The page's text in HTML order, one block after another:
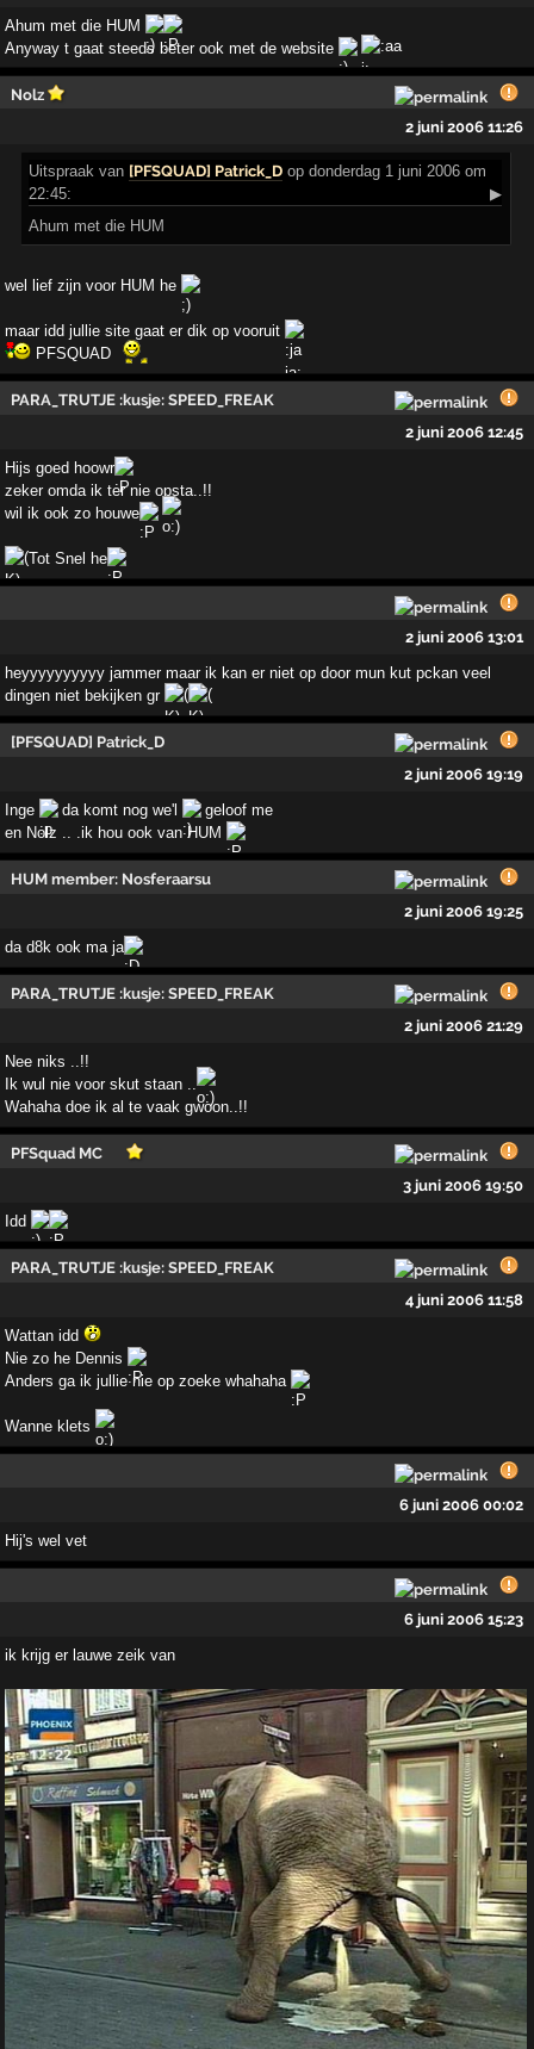
Ahum met die HUM
Anyway t gaat steeds beter ook met de website
Nolz
2 juni 2006 11:26
Uitspraak van [PFSQUAD] Patrick_D op donderdag 1 juni 2006 om
22:45:
▶
Ahum met die HUM
wel lief zijn voor HUM he
maar idd jullie site gaat er dik op vooruit
PFSQUAD
PARA_TRUTJE :kusje: SPEED_FREAK
2 juni 2006 12:45
Hijs goed hoowr
zeker omda ik ter nie opsta..!!
wil ik ook zo houwe
Tot Snel he
2 juni 2006 13:01
heyyyyyyyyyy jammer maar ik kan er niet op door mun kut pckan veel
dingen niet bekijken gr
[PFSQUAD] Patrick_D
2 juni 2006 19:19
Inge da komt nog we'l
geloof me
en Nolz .. .ik hou ook van HUM
HUM member: Nosferaarsu
2 juni 2006 19:25
da d8k ook ma ja
PARA_TRUTJE :kusje: SPEED_FREAK
2 juni 2006 21:29
Nee niks ..!!
Ik wul nie voor skut staan ..
Wahaha doe ik al te vaak gwoon..!!
PFSquad MC
3 juni 2006 19:50
Idd
PARA_TRUTJE :kusje: SPEED_FREAK
4 juni 2006 11:58
Wattan idd
Nie zo he Dennis
Anders ga ik jullie nie op zoeke whahaha
Wanne klets
6 juni 2006 00:02
Hij's wel vet
6 juni 2006 15:23
ik krijg er lauwe zeik van